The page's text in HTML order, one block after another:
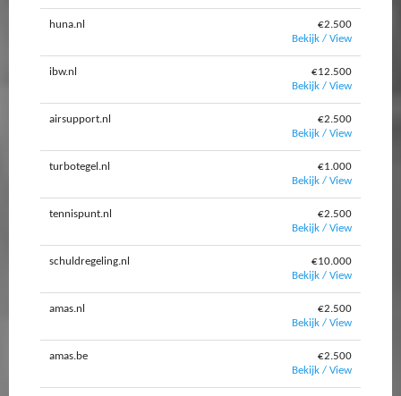
huna.nl
€2.500
Bekijk / View
ibw.nl
€12.500
Bekijk / View
airsupport.nl
€2.500
Bekijk / View
turbotegel.nl
€1.000
Bekijk / View
tennispunt.nl
€2.500
Bekijk / View
schuldregeling.nl
€10.000
Bekijk / View
amas.nl
€2.500
Bekijk / View
amas.be
€2.500
Bekijk / View